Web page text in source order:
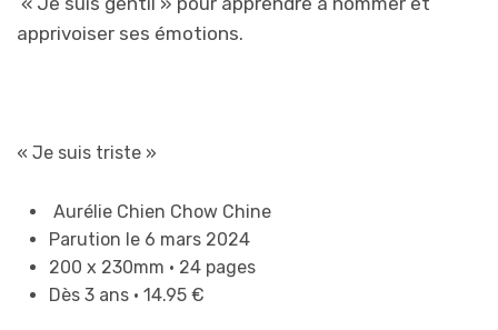
apprivoiser ses émotions.
« Je suis triste »
Aurélie Chien Chow Chine
Parution le 6 mars 2024
200 x 230mm • 24 pages
Dès 3 ans • 14.95 €